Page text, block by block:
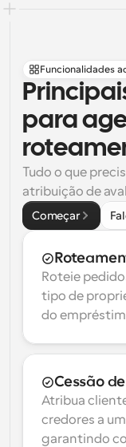
Funcionalidades
para
Tudo o que
atribuição de
Começar
Roteie
tipo de
do
Cessão
Atribua
credores a
garantindo